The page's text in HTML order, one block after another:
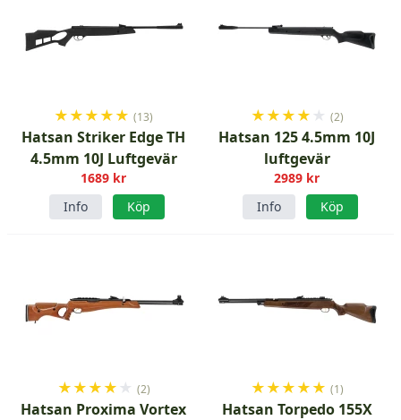
★★★★★ (13)
Hatsan Striker Edge TH
4.5mm 10J Luftgevär
1689 kr
Info
Köp
★★★★ ★ (2)
Hatsan 125 4.5mm 10J
luftgevär
2989 kr
Info
Köp
★★★★ ★ (2)
Hatsan Proxima Vortex
★★★★★ (1)
Hatsan Torpedo 155X